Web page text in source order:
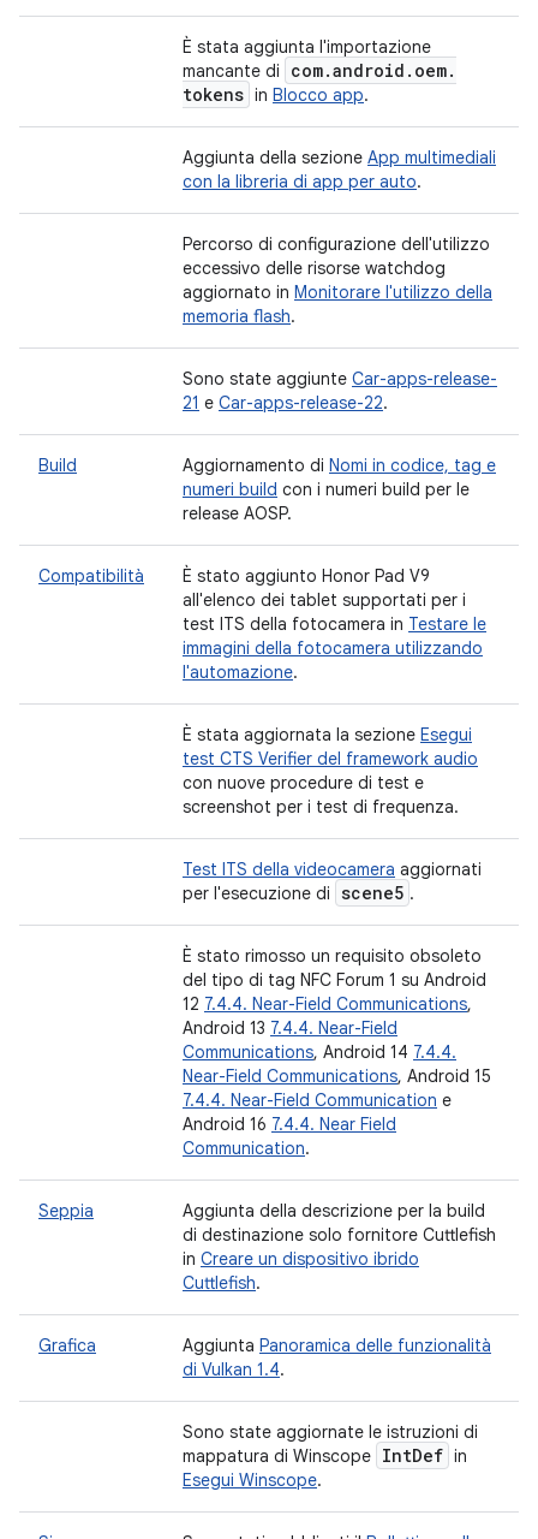
È stata aggiunta l'importazione
mancante di
com.android . oem.
tokens in Blocco app.
Aggiunta della sezione App multimediali
con la libreria di app per auto.
Percorso di configurazione dell'utilizzo
eccessivo delle risorse watchdog
aggiornato in Monitorare l'utilizzo della
memoria flash.
Sono state aggiunte Car-apps-release-
21 e Car-apps-release-22.
Build Aggiornamento di Nomi in codice, tag e
numeri build con i numeri build per le
release AOSP.
Compatibilità
È stato aggiunto Honor Pad V9
all'elenco dei tablet supportati per i
test ITS della fotocamera in Testare le
immagini della fotocamera utilizzando
l'automazione.
È stata aggiornata la sezione Esegui
test CTS Verifier del framework audio
con nuove procedure di test e
screenshot per i test di frequenza.
Test ITS della videocamera aggiornati
per l'esecuzione di scene5 .
È stato rimosso un requisito obsoleto
del tipo di tag NFC Forum 1 su Android
12 7.4.4. Near-Field Communications,
Android 13 7.4.4. Near-Field
Communications, Android 14 7.4.4.
Near-Field Communications, Android 15
7.4.4. Near-Field Communication e
Android 16 7.4.4. Near Field
Communication.
Seppia
Aggiunta della descrizione per la build
di destinazione solo fornitore Cuttlefish
in Creare un dispositivo ibrido
Cuttlefish.
Grafica Aggiunta Panoramica delle funzionalità
di Vulkan 1.4.
Sono state aggiornate le istruzioni di
mappatura di Winscope IntDef in
Esegui Winscope.